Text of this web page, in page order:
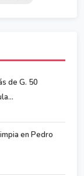
de G. 50
en Pedro